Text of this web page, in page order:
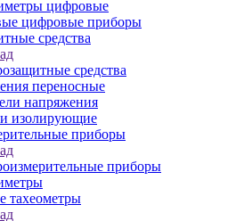
цифровые
цифровые приборы
средства
средства
переносные
напряжения
изолирующие
приборы
приборы
тахеометры